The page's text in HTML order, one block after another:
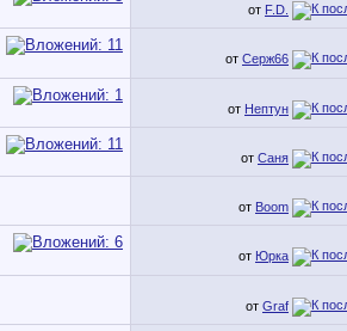
от F.D.
от Серж66
от Нептун
от Саня
от Boom
от Юрка
от Graf